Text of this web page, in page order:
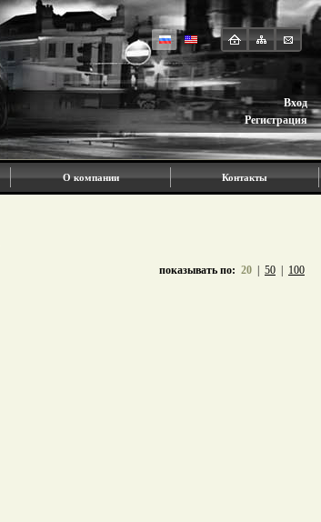
Вход
Регистрация
О компании Контакты
показывать по: 20 50 100